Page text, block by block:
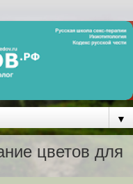
▼
цветов для